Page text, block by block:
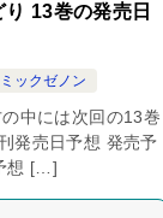
13巻の発売日
ックゼノン
中には次回の13巻
発売日予想 発売予
想 […]